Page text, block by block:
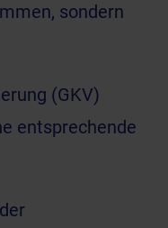
sondern
(GKV)
entsprechende